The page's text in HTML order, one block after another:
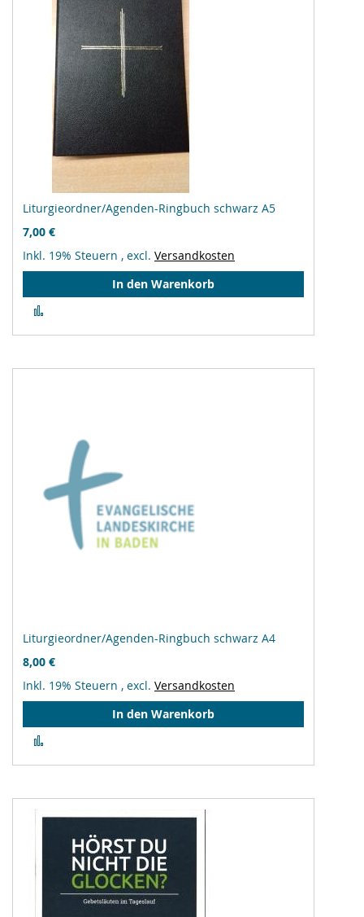
Liturgieordner/Agenden-Ringbuch schwarz A5
7,00 €
Inkl. 19% Steuern , excl. Versandkosten
In den Warenkorb
hinzufügen
Liturgieordner/Agenden-Ringbuch schwarz A4
8,00 €
Inkl. 19% Steuern , excl. Versandkosten
In den Warenkorb
hinzufügen